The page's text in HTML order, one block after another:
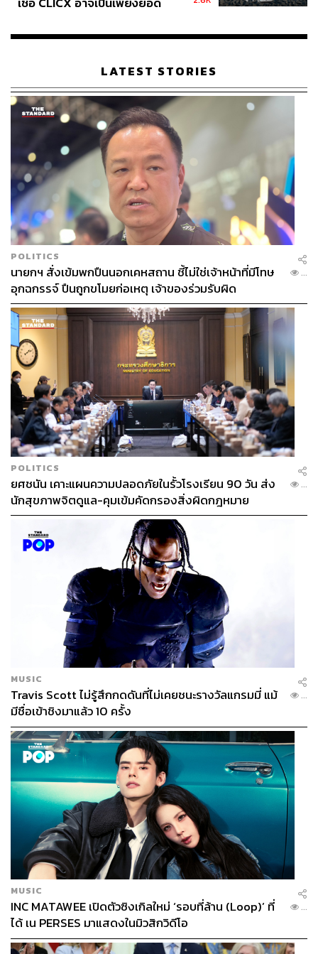
เรือนไทยที่ถูกซุกไว้
LATEST STORIES
POLITICS
นายกฯ สั่งเข้มพกปืนนอกเคหสถาน ชี้ไม่ใช่เจ้าหน้าที่มีโทษ
อุกฉกรรจ์ ปืนถูกขโมยก่อเหตุ เจ้าของร่วมรับผิด
...
POLITICS
ยศชนัน เคาะแผนความปลอดภัยในรั้วโรงเรียน 90 วัน ส่ง
นักสุขภาพจิตดูแล-คุมเข้มคัดกรองสิ่งผิดกฎหมาย
...
MUSIC
Travis Scott ไม่รู้สึกกดดันที่ไม่เคยชนะรางวัลแกรมมี่ แม้
มีชื่อเข้าชิงมาแล้ว 10 ครั้ง
...
MUSIC
INC MATAWEE เปิดตัวซิงเกิลใหม่ ‘รอบที่ล้าน (Loop)’ ที่
ได้ เน PERSES มาแสดงในมิวสิกวิดีโอ
...